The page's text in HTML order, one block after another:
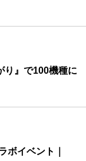
り』で100機種に
ボイベント｜